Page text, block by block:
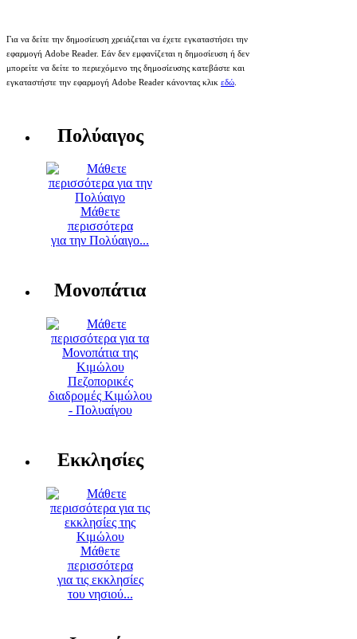
Για να δείτε την δημοσίευση χρειάζεται να έχετε εγκαταστήσει την
εφαρμογή Adobe Reader. Εάν δεν εμφανίζεται η δημοσίευση ή δεν
μπορείτε να δείτε το περιεχόμενο της δημοσίευσης κατεβάστε και
εγκαταστήστε την εφαρμογή Adobe Reader κάνοντας κλικ εδώ
Πολύαιγος
Μάθετε
περισσότερα
για την Πολύαιγο...
Μονοπάτια
Πεζοπορικές
διαδρομές Κιμώλου
- Πολυαίγου
Εκκλησίες
Μάθετε
περισσότερα
για τις εκκλησίες
του νησιού...